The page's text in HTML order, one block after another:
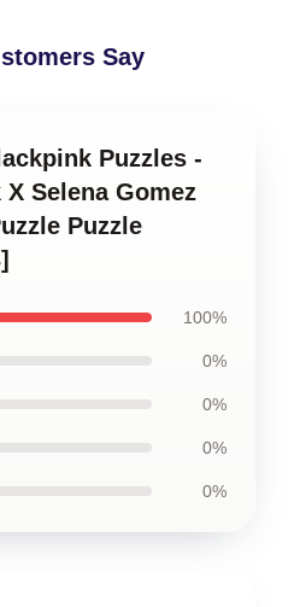
Say
Puzzles -
Selena Gomez
Puzzle
100%
0%
0%
0%
0%